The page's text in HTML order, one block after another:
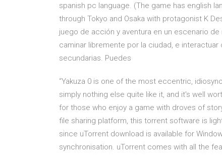
spanish pc language. (The game has english
through Tokyo and Osaka with protagonist K
juego de acción y aventura en un escenario
caminar libremente por la ciudad, e
secundarias. Puedes
“Yakuza 0 is one of the most eccentric,
simply nothing else quite like it, and it's well
for those who enjoy a game with droves of
file sharing platform, this torrent software is
since uTorrent download is available for
synchronisation. uTorrent comes with all the